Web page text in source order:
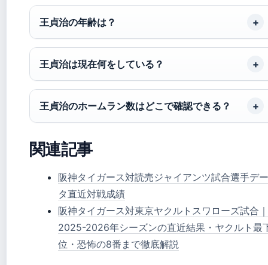
王貞治の年齢は？
王貞治は現在何をしている？
王貞治のホームラン数はどこで確認できる？
関連記事
阪神タイガース対読売ジャイアンツ試合選手デー
タ直近対戦成績
阪神タイガース対東京ヤクルトスワローズ試合｜
2025-2026年シーズンの直近結果・ヤクルト最
位・恐怖の8番まで徹底解説